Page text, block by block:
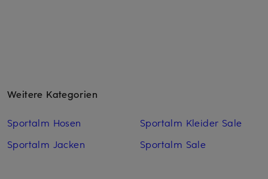
Weitere Kategorien
Sportalm Hosen
Sportalm Jacken
Sportalm Kleider Sale
Sportalm Sale